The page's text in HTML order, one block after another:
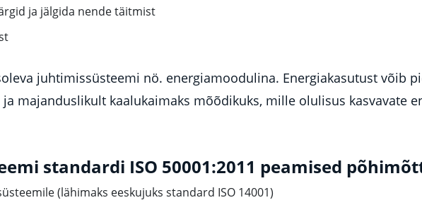
ja jälgida nende täitmist
juhtimissüsteemi nö. energiamoodulina. Energiakasutust võib
majanduslikult kaalukaimaks mõõdikuks, mille olulisus kasvavate
standardi ISO 50001:2011 peamised
(lähimaks eeskujuks standard ISO 14001)